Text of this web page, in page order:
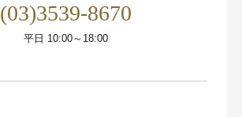
(03)3539-8670
平日 10:00～18:00